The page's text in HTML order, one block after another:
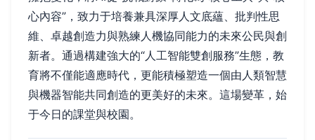
心內容”，致力于培養兼具深厚人文底蘊、批判性思
維、卓越創造力與熟練人機協同能力的未來公民與創
新者。通過構建強大的“人工智能雙創服務”生態，教
育將不僅能適應時代，更能積極塑造一個由人類智慧
與機器智能共同創造的更美好的未來。這場變革，始
于今日的課堂與校園。